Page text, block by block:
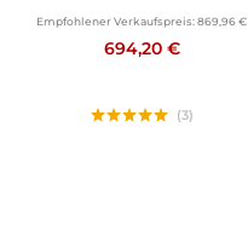
Empfohlener Verkaufspreis:869,96 €
694,20 €
(3)